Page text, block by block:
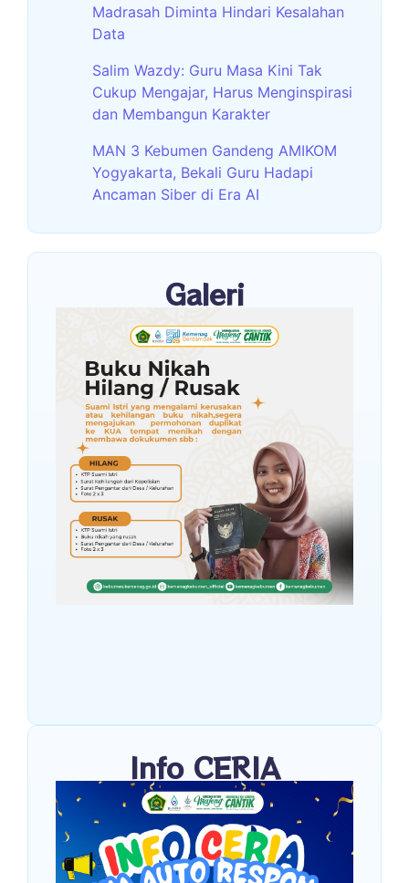
Madrasah Diminta Hindari Kesalahan
Data
Salim Wazdy: Guru Masa Kini Tak
Cukup Mengajar, Harus Menginspirasi
dan Membangun Karakter
MAN 3 Kebumen Gandeng AMIKOM
Yogyakarta, Bekali Guru Hadapi
Ancaman Siber di Era AI
Galeri
Info CERIA